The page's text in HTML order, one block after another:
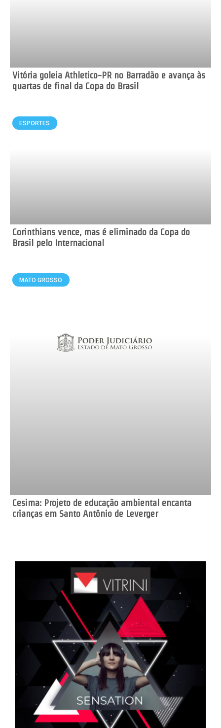
Vitória goleia Athletico-PR no Barradão e avança às
quartas de final da Copa do Brasil
ESPORTES
Corinthians vence, mas é eliminado da Copa do
Brasil pelo Internacional
MATO GROSSO
Cesima: Projeto de educação ambiental encanta
crianças em Santo Antônio de Leverger